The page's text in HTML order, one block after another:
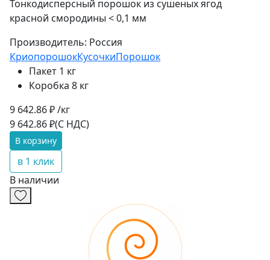
Тонкодисперсный порошок из сушеных ягод
красной смородины < 0,1 мм
Производитель: Россия
КриопорошокКусочкиПорошок
Пакет 1 кг
Коробка 8 кг
9 642.86 ₽ /кг
9 642.86 ₽(С НДС)
В корзину
в 1 клик
В наличии